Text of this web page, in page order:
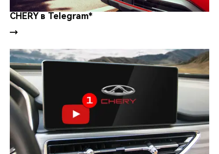
CHERY в Telegram*